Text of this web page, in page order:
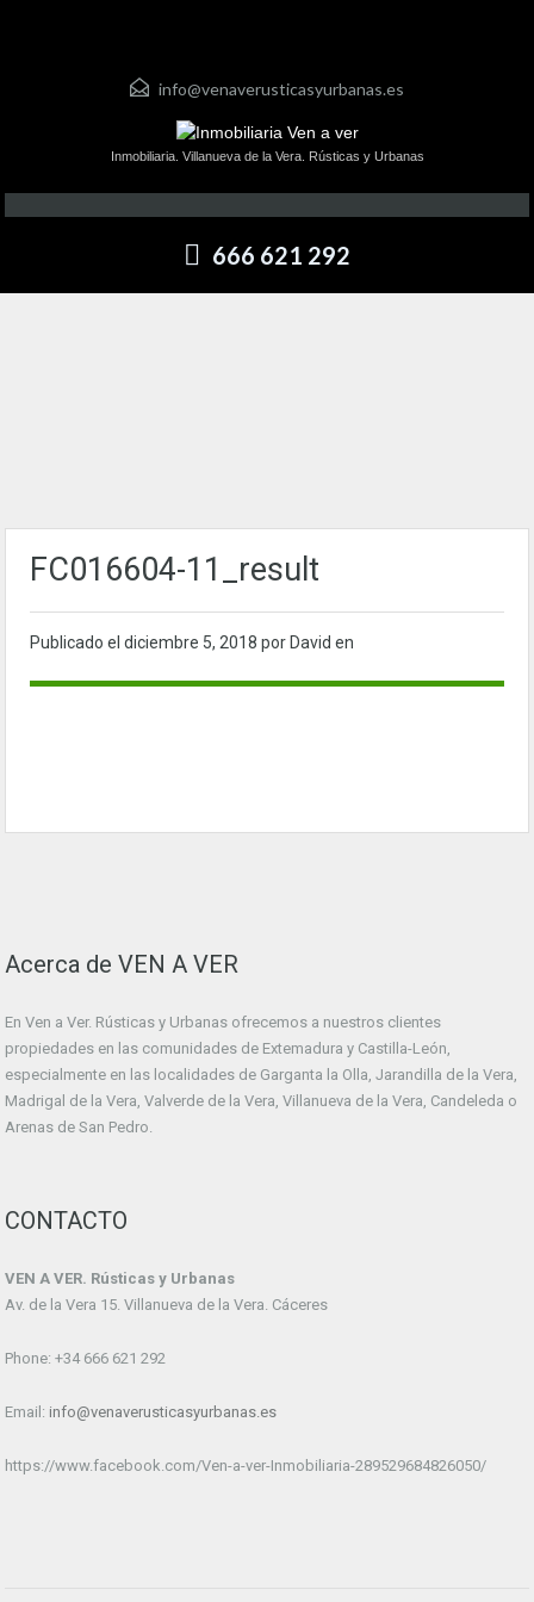
info@venaverusticasyurbanas.es
Inmobiliaria. Villanueva de la Vera. Rústicas y Urbanas
666 621 292
FC016604-11_result
Publicado el diciembre 5, 2018 por David en
Acerca de VEN A VER
En Ven a Ver. Rústicas y Urbanas ofrecemos a nuestros clientes
propiedades en las comunidades de Extemadura y Castilla-León,
especialmente en las localidades de Garganta la Olla, Jarandilla de la Vera,
Madrigal de la Vera, Valverde de la Vera, Villanueva de la Vera, Candeleda o
Arenas de San Pedro.
CONTACTO
VEN A VER. Rústicas y Urbanas
Av. de la Vera 15. Villanueva de la Vera. Cáceres
Phone: +34 666 621 292
Email: info@venaverusticasyurbanas.es
https://www.facebook.com/Ven-a-ver-Inmobiliaria-289529684826050/